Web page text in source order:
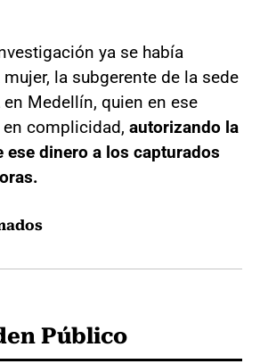
ya se había
la subgerente de la sede
Medellín, quien en ese
complicidad, autorizando la
ese dinero a los capturados
Público